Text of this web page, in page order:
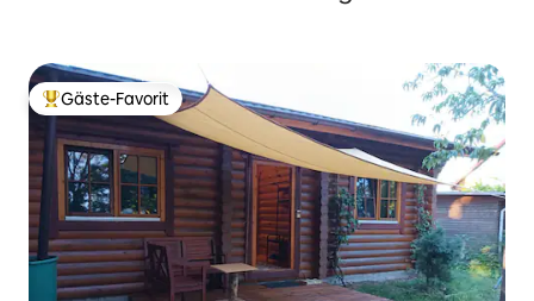
Beliebter Gäste-Favorit.
Gäste-Favorit